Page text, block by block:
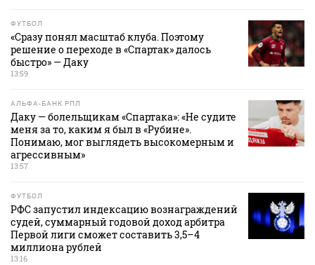
ФУТБОЛ
«Сразу понял масштаб клуба. Поэтому
решение о переходе в «Спартак» далось
быстро» — Даку
13:59
АЛЬФА-БАНК РПЛ
Даку — болельщикам «Спартака»: «Не судите
меня за то, каким я был в «Рубине».
Понимаю, мог выглядеть высокомерным и
агрессивным»
13:57
ФУТБОЛ
РФС запустил индексацию вознаграждений
судей, суммарный годовой доход арбитра
Первой лиги сможет составить 3,5–4
миллиона рублей
13:16